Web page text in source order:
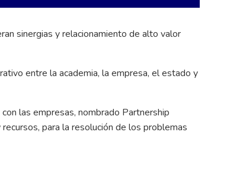
sinergias y relacionamiento de alto valor
entre la academia, la empresa, el estado y
las empresas, nombrado Partnership
para la resolución de los problemas